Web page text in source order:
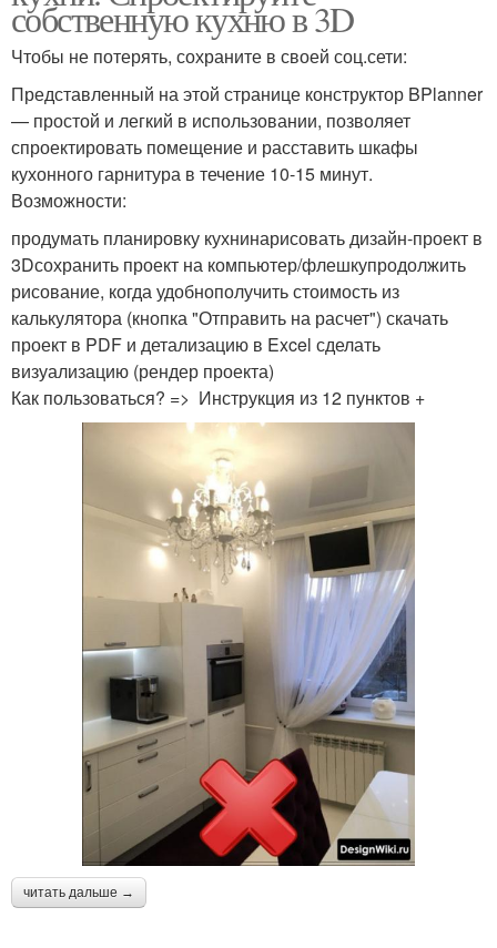
собственную кухню в 3D
Чтобы не потерять, сохраните в своей соц.сети:
Представленный на этой странице конструктор BPlanner
— простой и легкий в использовании, позволяет
спроектировать помещение и расставить шкафы
кухонного гарнитура в течение 10-15 минут.
Возможности:
продумать планировку кухнинарисовать дизайн-проект в
3Dсохранить проект на компьютер/флешкупродолжить
рисование, когда удобнополучить стоимость из
калькулятора (кнопка "Отправить на расчет") скачать
проект в PDF и детализацию в Excel сделать
визуализацию (рендер проекта)
Как пользоваться? => Инструкция из 12 пунктов +
читать дальше →